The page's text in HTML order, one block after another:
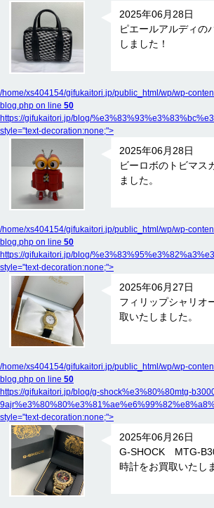
2025年06月28日
ピエールアルディの
しました！
/home/xs404154/gifukaitori.jp/public_html/wp/wp-
blog.php on line 50
https://gifukaitori.jp/blog/
style="text-decoration:none;">
2025年06月28日
ビーロボのトビマス
ました。
/home/xs404154/gifukaitori.jp/public_html/wp/wp-
blog.php on line 50
https://gifukaitori.jp/blog/
style="text-decoration:none;">
2025年06月27日
フィリップシャリ
取いたしました。
/home/xs404154/gifukaitori.jp/public_html/wp/wp-
blog.php on line 50
https://gifukaitori.jp/blog/g-shock%e3%80%80mtg-
style="text-decoration:none;">
2025年06月26日
G-SHOCK MTG-
時計をお買取いたし